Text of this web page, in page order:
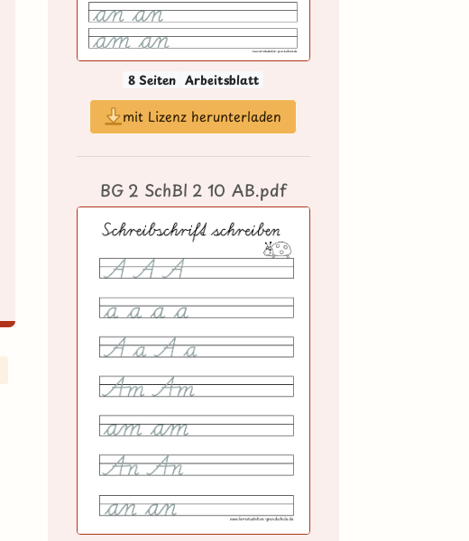
8 Seiten Arbeitsblatt
mit Lizenz herunterladen
BG 2 SchBl 2 10 AB.pdf